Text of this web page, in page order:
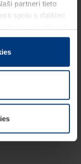
partneri tieto
spolu s ďalšími
ukladať na Vašom
typy cookie
môžete
cookie